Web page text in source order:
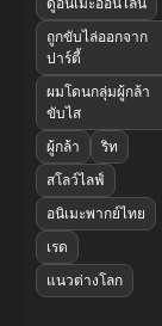
ถูกขับไล่ออกจาก
ปาร์ตี้
ผมโดนกลุ่มผู้กล้า
ขับไส
ผู้กล้า
ริท
สโลว์ไลฟ์
อนิเมะพากย์ไทย
เรด
แนวต่างโลก